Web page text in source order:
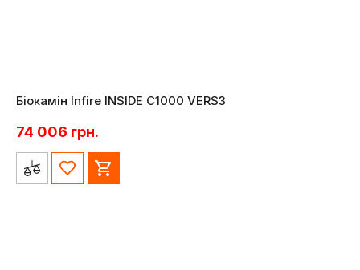
Біокамін Infire INSIDE C1000 VERS3
74 006 грн.